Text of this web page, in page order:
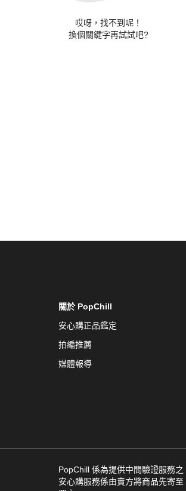
哎呀，找不到呢！
換個關鍵字再試試吧?
關於 PopChill
安心購正品鑑定
拍編推薦
媒體報導
PopChill 係為提供中間驗證服務之
安心購服務係由賣方將商品先寄